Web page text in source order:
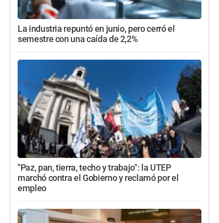
La industria repuntó en junio, pero cerró el
semestre con una caída de 2,2%
"Paz, pan, tierra, techo y trabajo": la UTEP
marchó contra el Gobierno y reclamó por el
empleo